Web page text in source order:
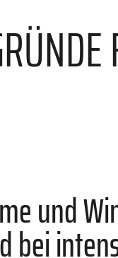
und
bei